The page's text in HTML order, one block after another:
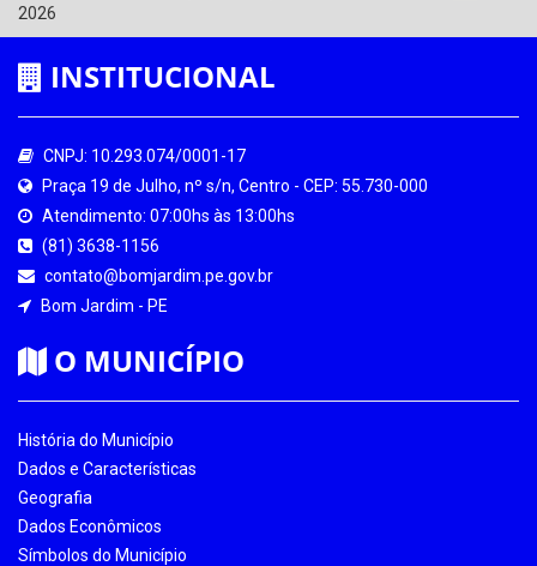
2026
INSTITUCIONAL
CNPJ: 10.293.074/0001-17
Praça 19 de Julho, nº s/n, Centro - CEP: 55.730-000
Atendimento: 07:00hs às 13:00hs
(81) 3638-1156
contato@bomjardim.pe.gov.br
Bom Jardim - PE
O MUNICÍPIO
História do Município
Dados e Características
Geografia
Dados Econômicos
Símbolos do Município